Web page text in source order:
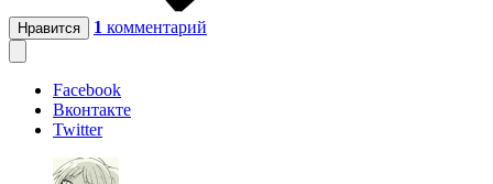
Нравится 1 комментарий
Facebook
Вконтакте
Twitter